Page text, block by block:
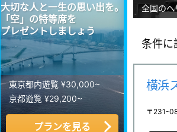
大切な人と一生の思い出を。
「空」の特等席を
プレゼントしましょう
東京都内遊覧 ¥30,000~
京都遊覧 ¥29,200~
プランを見る
全国のヘ
条件に
横浜
〒231-